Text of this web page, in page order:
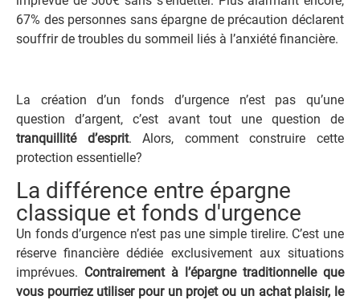
67% des personnes sans épargne de précaution déclarent
souffrir de troubles du sommeil liés à l’anxiété financière.
La création d’un fonds d’urgence n’est pas qu’une
question d’argent, c’est avant tout une question de
tranquillité d’esprit. Alors, comment construire cette
protection essentielle?
La différence entre épargne
classique et fonds d'urgence
Un fonds d’urgence n’est pas une simple tirelire. C’est une
réserve financière dédiée exclusivement aux situations
imprévues. Contrairement à l’épargne traditionnelle que
vous pourriez utiliser pour un projet ou un achat plaisir, le